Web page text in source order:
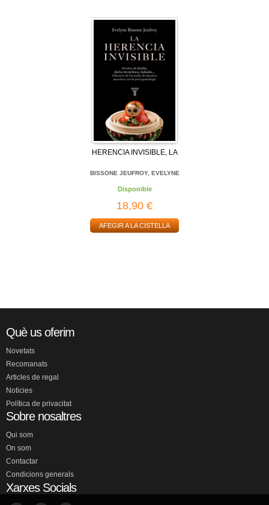
HERENCIA INVISIBLE, LA
BISSONE JEUFROY, EVELYNE
Disponible
18,90 €
AFEGIR A LA CISTELLA
Què us oferim
Novetats
Recomanats
Articles de regal
Noticies
Política de privacitat
Sobre nosaltres
Qui som
On som
Contactar
Condicions generals
Xarxes Socials